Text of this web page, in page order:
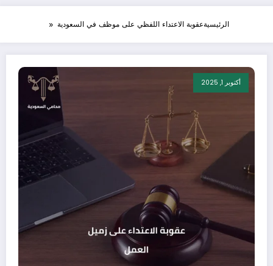
الرئيسيةعقوبة الاعتداء اللفظي على موظف في السعودية
أكتوبر 1, 2025